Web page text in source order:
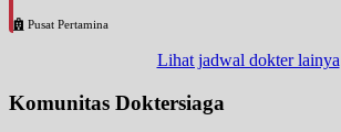
Pusat Pertamina
Lihat jadwal dokter lainya
Komunitas Doktersiaga